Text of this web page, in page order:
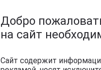
Добро
на сайт
Сайт содержит